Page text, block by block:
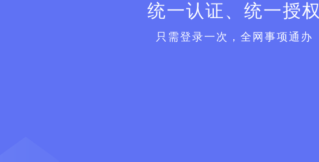
统一认证、统一授权
只需登录一次，全网事项通办